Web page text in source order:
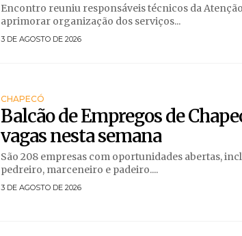
Encontro reuniu responsáveis técnicos da
aprimorar organização dos serviços...
3 DE AGOSTO DE 2026
CHAPECÓ
Balcão de Empregos de
vagas nesta semana
São 208 empresas com oportunidades abertas,
pedreiro, marceneiro e padeiro....
3 DE AGOSTO DE 2026